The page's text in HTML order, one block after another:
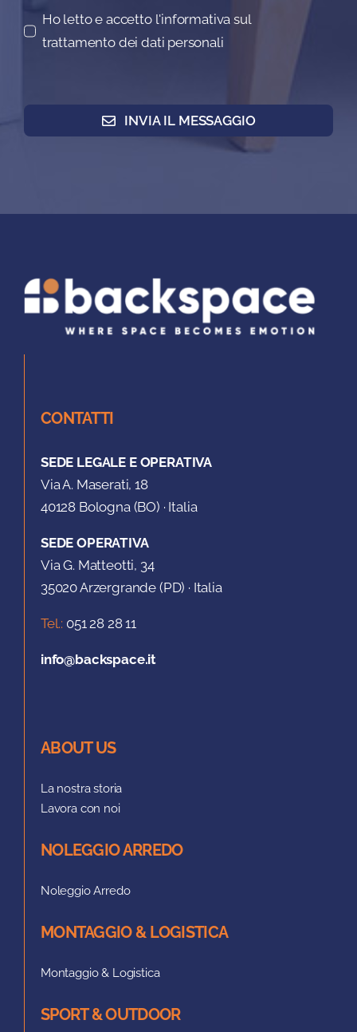
Ho letto e accetto l'informativa sul
trattamento dei dati personali
INVIA IL MESSAGGIO
CONTATTI
SEDE LEGALE E OPERATIVA
Via A. Maserati, 18
40128 Bologna (BO) · Italia
SEDE OPERATIVA
Via G. Matteotti, 34
35020 Arzergrande (PD) · Italia
Tel.: 051 28 28 11
info@backspace.it
ABOUT US
La nostra storia
Lavora con noi
NOLEGGIO ARREDO
Noleggio Arredo
MONTAGGIO & LOGISTICA
Montaggio & Logistica
SPORT & OUTDOOR